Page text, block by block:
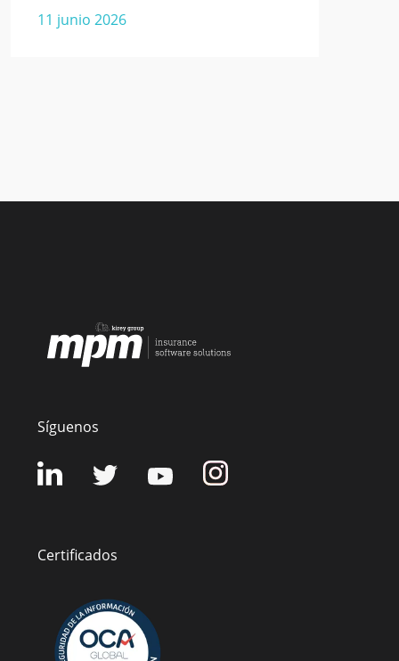
11 junio 2026
Síguenos
Certificados